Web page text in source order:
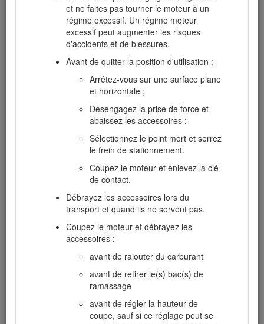
et ne faites pas tourner le moteur à un
régime excessif. Un régime moteur
excessif peut augmenter les risques
d'accidents et de blessures.
Avant de quitter la position d'utilisation :
Arrêtez-vous sur une surface plane
et horizontale ;
Désengagez la prise de force et
abaissez les accessoires ;
Sélectionnez le point mort et serrez
le frein de stationnement.
Coupez le moteur et enlevez la clé
de contact.
Débrayez les accessoires lors du
transport et quand ils ne servent pas.
Coupez le moteur et débrayez les
accessoires :
avant de rajouter du carburant
avant de retirer le(s) bac(s) de
ramassage
avant de régler la hauteur de
coupe, sauf si ce réglage peut se
quand le moteur est en marche.
Laissez refroidir le moteur avant de faire le
plein.
l'intérieur d'un local.
Ne remisez jamais la machine ni les bidons
de carburant à proximité d'une flamme nue,
d'une source d'étincelles ou d'une veilleuse,
telle celle d'un chauffe-eau ou d'autres
Ne remplissez jamais les bidons de
plateau d'une remorque dont le revêtement
est en plastique. Posez toujours les bidons
sur le sol, à l'écart du véhicule, avant de les
remplir.
Descendez la machine du véhicule ou de la
remorque et posez-la à terre avant de
pas possible, laissez la machine dans le
véhicule ou sur la remorque, mais
remplissez le réservoir à l'aide d'un bidon, et
non directement à la pompe.
Maintenez le pistolet en contact avec le bord